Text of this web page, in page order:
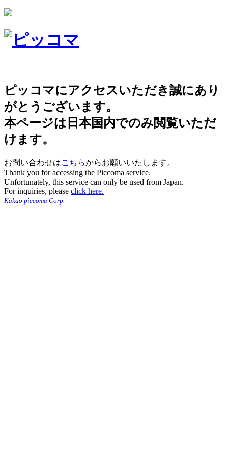
ピッコマにアクセスいただき誠にあり
がとうございます。
本ページは日本国内でのみ閲覧いただ
けます。
お問い合わせはこちらからお願いいたします。
Thank you for accessing the Piccoma service.
Unfortunately, this service can only be used from Japan.
For inquiries, please click here.
Kakao piccoma Corp.